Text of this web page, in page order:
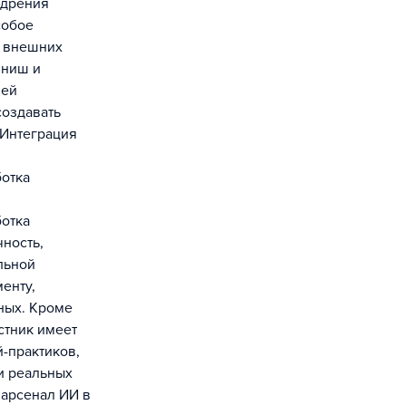
внешних
и
Кроме
имеет
практиков,
реальных
ИИ в